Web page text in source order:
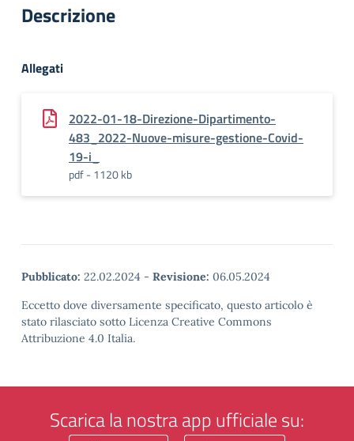
Descrizione
Allegati
2022-01-18-Direzione-Dipartimento-
483_2022-Nuove-misure-gestione-Covid-
19-i_
pdf - 1120 kb
Pubblicato: 22.02.2024 - Revisione: 06.05.2024
Eccetto dove diversamente specificato, questo articolo è
stato rilasciato sotto Licenza Creative Commons
Attribuzione 4.0 Italia.
Scarica la nostra app ufficiale su: